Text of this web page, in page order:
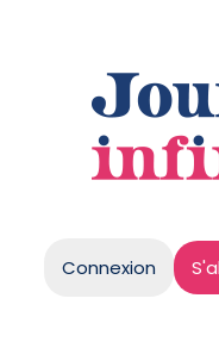
Connexion